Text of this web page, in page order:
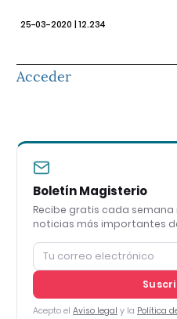
25-03-2020 | 12.234
Acceder
Boletín Magisterio
Recibe gratis cada
noticias más importantes
Acepto el Aviso legal y la Política